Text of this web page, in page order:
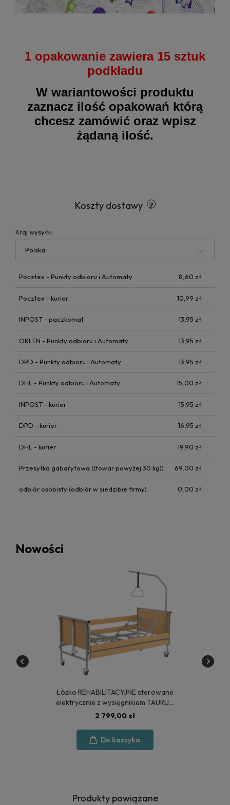
1 opakowanie zawiera 15 sztuk
podkładu
W wariantowości produktu
zaznacz ilość opakowań którą
chcesz zamówić oraz wpisz
żądaną ilość.
Koszty dostawy
Kraj wysyłki:
Pocztex - Punkty odbioru i Automaty 8,60 zł
Pocztex - kurier 10,99 zł
INPOST - paczkomat 13,95 zł
ORLEN - Punkty odbioru i Automaty 13,95 zł
DPD - Punkty odbioru i Automaty 13,95 zł
DHL - Punkty odbioru i Automaty 15,00 zł
INPOST - kurier 15,95 zł
DPD - kurier 16,95 zł
DHL - kurier 19,90 zł
Przesyłka gabarytowa ((towar powyżej 30 kg)) 69,00 zł
odbiór osobisty(odbiór w siedzibie firmy) 0,00 zł
Nowości
Łóżko REHABILITACYJNE sterowane
elektrycznie z wysięgnikiem TAURUS
2 - POLSKA PRODUKCJA
2 799,00 zł
Do koszyka
Produkty powiązane